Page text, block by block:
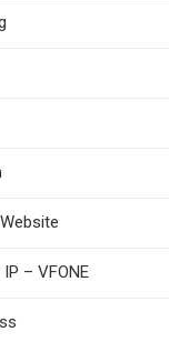
– VFONE